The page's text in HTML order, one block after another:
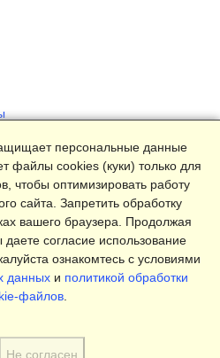
Все права защищены.
персональные данные
файлы cookies (куки) только для
чтобы оптимизировать работу
сайта. Запретить обработку
вашего браузера. Продолжая
даете согласие использование
ознакомтесь с условиями
данных и политикой обработки
файлов.
Не согласен